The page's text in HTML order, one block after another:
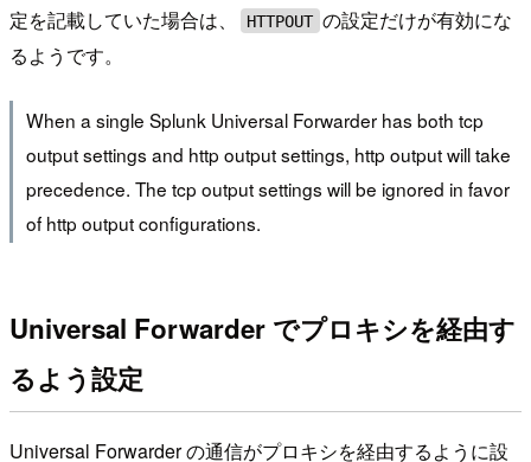
定を記載していた場合は、
HTTPOUT の設定だけが有効にな
るようです。
When a single Splunk Universal Forwarder has both tcp
output settings and http output settings, http output will take
precedence. The tcp output settings will be ignored in favor
of http output configurations.
Universal Forwarder でプロキシを経由す
るよう設定
Universal Forwarder の通信がプロキシを経由するように設